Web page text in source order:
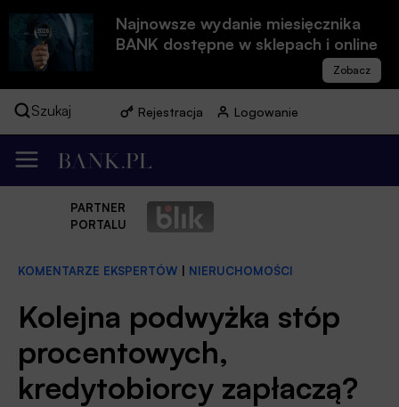
Najnowsze wydanie miesięcznika
BANK dostępne w sklepach i online
Szukaj Rejestracja Logowanie
PARTNER
PORTALU
KOMENTARZE EKSPERTÓW NIERUCHOMOŚCI
Kolejna podwyżka stóp
procentowych,
kredytobiorcy zapłaczą?